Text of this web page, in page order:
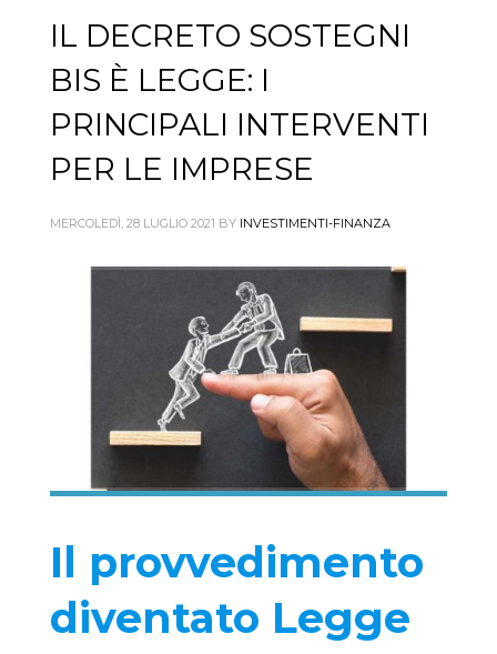
IL DECRETO SOSTEGNI
BIS È LEGGE: I
PRINCIPALI INTERVENTI
PER LE IMPRESE
MERCOLEDÌ, 28 LUGLIO 2021 BY INVESTIMENTI-FINANZA
Il provvedimento
diventato Legge